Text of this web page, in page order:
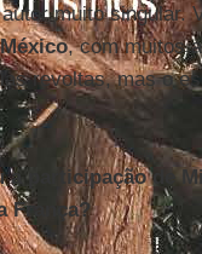
muito singular.
México, com muitos
revoltas, mas o
participação de
França?